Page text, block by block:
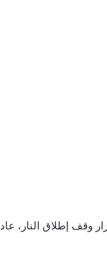
وقف إطلاق النار، عاد